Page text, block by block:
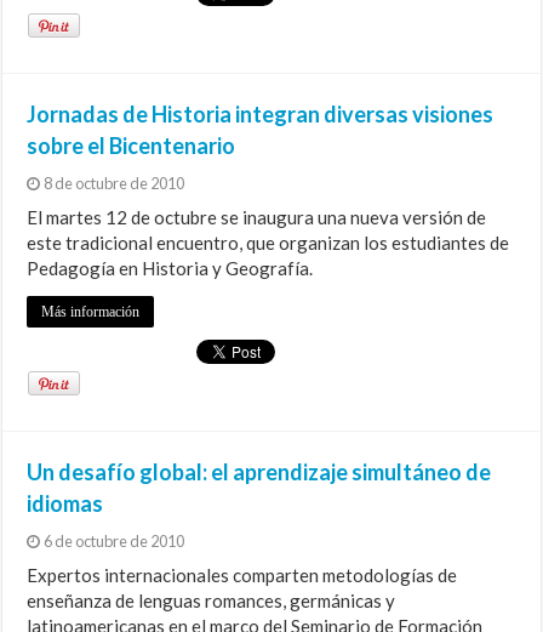
Jornadas de Historia integran diversas visiones
sobre el Bicentenario
8 de octubre de 2010
El martes 12 de octubre se inaugura una nueva versión de
este tradicional encuentro, que organizan los estudiantes de
Pedagogía en Historia y Geografía.
Más información
Un desafío global: el aprendizaje simultáneo de
idiomas
6 de octubre de 2010
Expertos internacionales comparten metodologías de
enseñanza de lenguas romances, germánicas y
latinoamericanas en el marco del Seminario de Formación